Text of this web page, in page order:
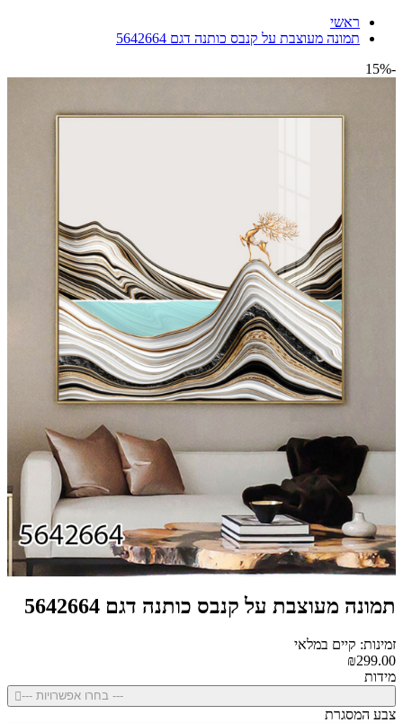
ראשי
תמונה מעוצבת על קנבס כותנה דגם 5642664
-15%
תמונה מעוצבת על קנבס כותנה דגם 5642664
זמינות: קיים במלאי
₪299.00
מידות
--- בחרו אפשרויות ---
צבע המסגרת